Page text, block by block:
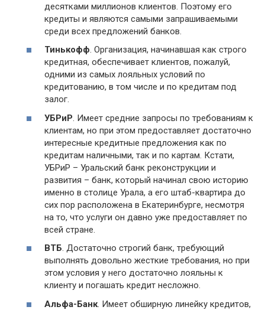
десятками миллионов клиентов. Поэтому его
кредиты и являются самыми запрашиваемыми
среди всех предложений банков.
Тинькофф. Организация, начинавшая как строго
кредитная, обеспечивает клиентов, пожалуй,
одними из самых лояльных условий по
кредитованию, в том числе и по кредитам под
залог.
УБРиР. Имеет средние запросы по требованиям к
клиентам, но при этом предоставляет достаточно
интересные кредитные предложения как по
кредитам наличными, так и по картам. Кстати,
УБРиР – Уральский банк реконструкции и
развития – банк, который начинал свою историю
именно в столице Урала, а его штаб-квартира до
сих пор расположена в Екатеринбурге, несмотря
на то, что услуги он давно уже предоставляет по
всей стране.
ВТБ. Достаточно строгий банк, требующий
выполнять довольно жесткие требования, но при
этом условия у него достаточно лояльны к
клиенту и погашать кредит несложно.
Альфа-Банк. Имеет обширную линейку кредитов,